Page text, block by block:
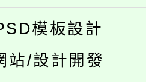
模板設計
站/設計開發